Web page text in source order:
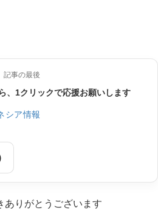
記事の最後
、1クリックで応援お願いします
ありがとうございます